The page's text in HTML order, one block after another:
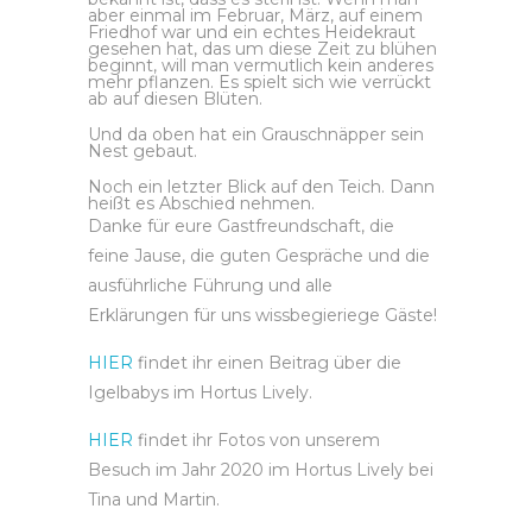
aber einmal im Februar, März, auf einem
Friedhof war und ein echtes Heidekraut
gesehen hat, das um diese Zeit zu blühen
beginnt, will man vermutlich kein anderes
mehr pflanzen. Es spielt sich wie verrückt
ab auf diesen Blüten.
Und da oben hat ein Grauschnäpper sein
Nest gebaut.
Noch ein letzter Blick auf den Teich. Dann
heißt es Abschied nehmen.
Danke für eure Gastfreundschaft, die
feine Jause, die guten Gespräche und die
ausführliche Führung und alle
Erklärungen für uns wissbegieriege Gäste!
HIER findet ihr einen Beitrag über die
Igelbabys im Hortus Lively.
HIER findet ihr Fotos von unserem
Besuch im Jahr 2020 im Hortus Lively bei
Tina und Martin.